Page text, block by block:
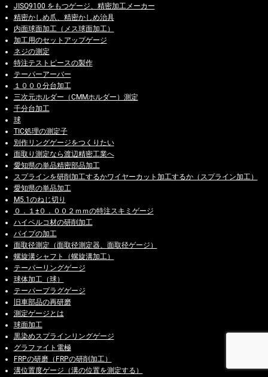
JISQ9100 をもつゲージ、精密加工メーカー
精密かしめ爪、精密かしめ治具
内面球面加工（メス球面加工）
加工用のセットアップゲージ
ネジの測定
特注テストピースの製作
テーパーアーバー
１０００分台加工
三次元ホルダー（CMMホルダー）測定
千分台加工
球
TIC処理の測定子
別作リングゲージをつくりたい
面取り測定なら渡辺精密工業へ
愛知県の単品精密部品加工
スプラインを研削加工するかワイヤーカット加工するか（スプライン加工）
愛知県の単品加工
M5.1のねじ切り
０．１±０．００２ｍｍの特注スキミゲージ
ハイペルコ材の研削加工
パイプの加工
面取径測定（面取径測定器、面取径ゲージ）
螺旋溝シャフト（螺旋溝加工）
テーパーリングゲージ
球体加工（球）
テーパープラグゲージ
旧車部品の再研磨
測定ゲージとは
球面加工
黒染めスプラインリングゲージ
グラファイト電極
FRPの研磨（FRPの研削加工）
溝位置度ゲージ（溝の位置を測定する）